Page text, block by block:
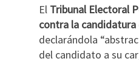
El Tribunal Electoral
contra la
declarándola
del candidato a su